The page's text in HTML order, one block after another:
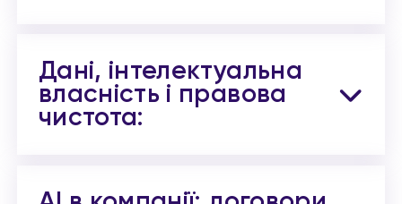
Дані, інтелектуальна
власність і правова
чистота: